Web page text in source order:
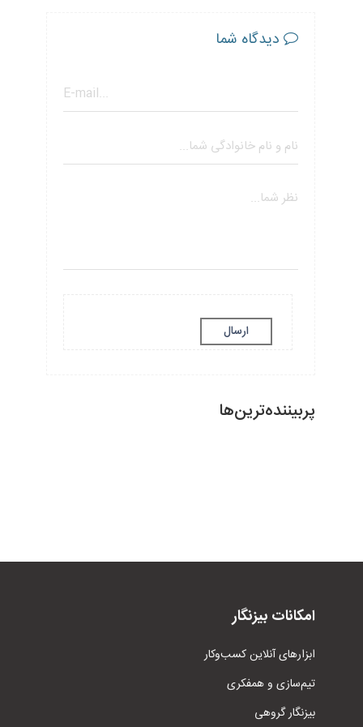
دیدگاه شما
ارسال
پربیننده‌ترین‌ها
امکانات بیزنگار
ابزار‌های آنلاین کسب‌وکار
تیم‌سازی و همفکری
بیزنگار گروهی